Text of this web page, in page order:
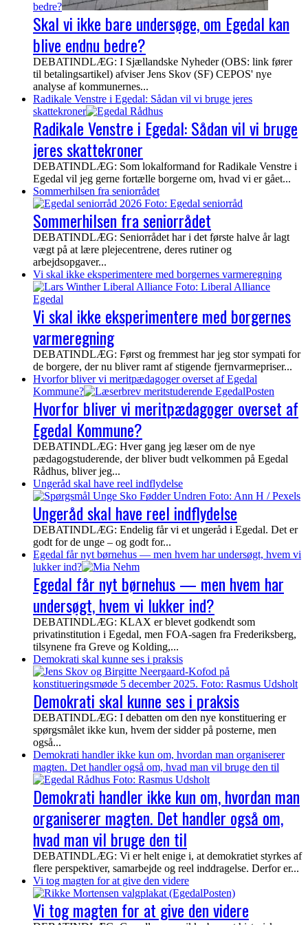
bedre?
Skal vi ikke bare undersøge, om Egedal kan
blive endnu bedre?
DEBATINDLÆG: I Sjællandske Nyheder (OBS: link fører
til betalingsartikel) afviser Jens Skov (SF) CEPOS' nye
analyse af kommunernes...
Radikale Venstre i Egedal: Sådan vil vi bruge jeres
skattekroner
Radikale Venstre i Egedal: Sådan vil vi bruge
jeres skattekroner
DEBATINDLÆG: Som lokalformand for Radikale Venstre i
Egedal vil jeg gerne fortælle borgerne om, hvad vi er gået...
Sommerhilsen fra seniorrådet
Sommerhilsen fra seniorrådet
DEBATINDLÆG: Seniorrådet har i det første halve år lagt
vægt på at lære plejecentrene, deres rutiner og
arbejdsopgaver...
Vi skal ikke eksperimentere med borgernes varmeregning
Vi skal ikke eksperimentere med borgernes
varmeregning
DEBATINDLÆG: Først og fremmest har jeg stor sympati for
de borgere, der nu bliver ramt af stigende fjernvarmepriser...
Hvorfor bliver vi meritpædagoger overset af Egedal
Kommune?
Hvorfor bliver vi meritpædagoger overset af
Egedal Kommune?
DEBATINDLÆG: Hver gang jeg læser om de nye
pædagogstuderende, der bliver budt velkommen på Egedal
Rådhus, bliver jeg...
Ungeråd skal have reel indflydelse
Ungeråd skal have reel indflydelse
DEBATINDLÆG: Endelig får vi et ungeråd i Egedal. Det er
godt for de unge – og godt for...
Egedal får nyt børnehus — men hvem har undersøgt, hvem vi
lukker ind?
Egedal får nyt børnehus — men hvem har
undersøgt, hvem vi lukker ind?
DEBATINDLÆG: KLAX er blevet godkendt som
privatinstitution i Egedal, men FOA-sagen fra Frederiksberg,
tilsynene fra Greve og Kolding,...
Demokrati skal kunne ses i praksis
Demokrati skal kunne ses i praksis
DEBATINDLÆG: I debatten om den nye konstituering er
spørgsmålet ikke kun, hvem der sidder på posterne, men
også...
Demokrati handler ikke kun om, hvordan man organiserer
magten. Det handler også om, hvad man vil bruge den til
Demokrati handler ikke kun om, hvordan man
organiserer magten. Det handler også om,
hvad man vil bruge den til
DEBATINDLÆG: Vi er helt enige i, at demokratiet styrkes af
flere perspektiver, samarbejde og reel inddragelse. Derfor er...
Vi tog magten for at give den videre
Vi tog magten for at give den videre